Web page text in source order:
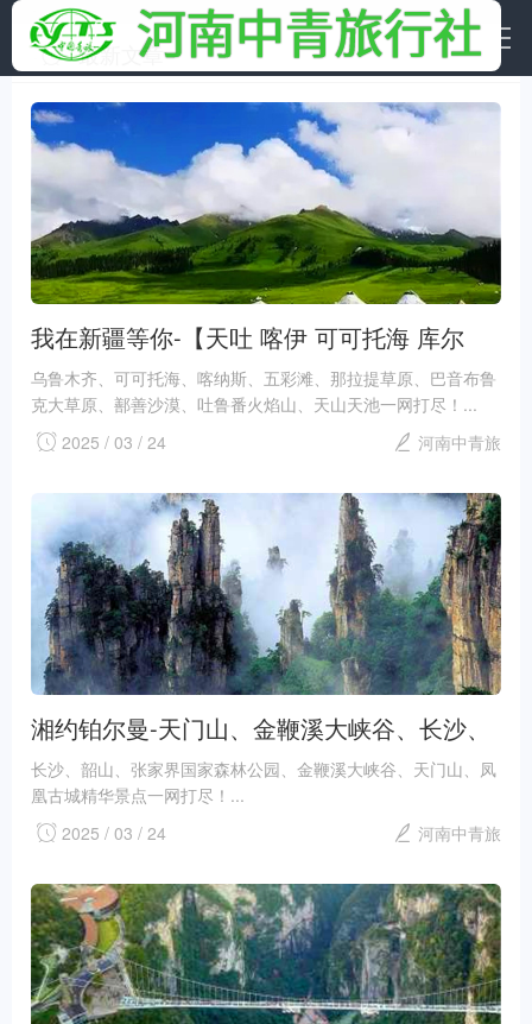
最新文章
我在新疆等你-【天吐 喀伊 可可托海 库尔
勒】双卧16日游
乌鲁木齐、可可托海、喀纳斯、五彩滩、那拉提草原、巴音布鲁
克大草原、鄯善沙漠、吐鲁番火焰山、天山天池一网打尽！...
2025 / 03 / 24
河南中青旅
湘约铂尔曼-天门山、金鞭溪大峡谷、长沙、
韶山、张家界、凤凰古城双卧六日游
长沙、韶山、张家界国家森林公园、金鞭溪大峡谷、天门山、凤
凰古城精华景点一网打尽！...
2025 / 03 / 24
河南中青旅